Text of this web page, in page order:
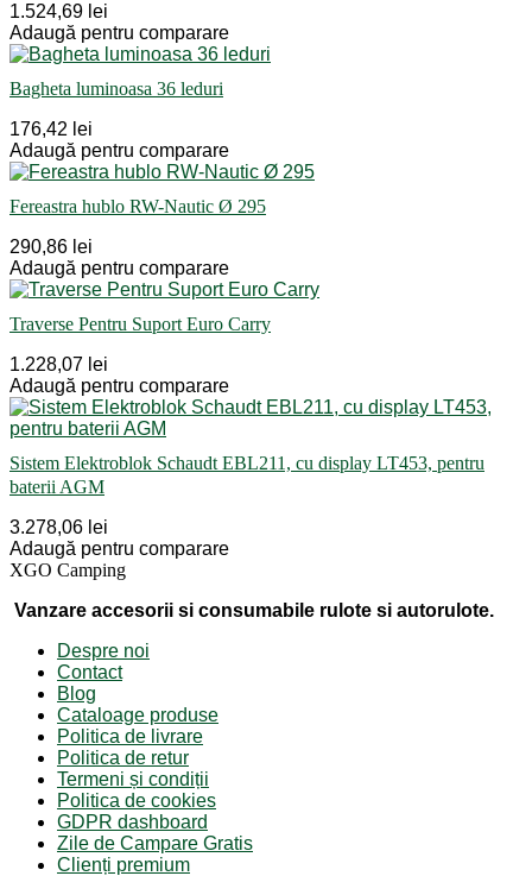
1.524,69 lei
Adaugă pentru comparare
Bagheta luminoasa 36 leduri
176,42 lei
Adaugă pentru comparare
Fereastra hublo RW-Nautic Ø 295
290,86 lei
Adaugă pentru comparare
Traverse Pentru Suport Euro Carry
1.228,07 lei
Adaugă pentru comparare
Sistem Elektroblok Schaudt EBL211, cu display LT453, pentru
baterii AGM
3.278,06 lei
Adaugă pentru comparare
XGO Camping
Vanzare accesorii si consumabile rulote si autorulote.
Despre noi
Contact
Blog
Cataloage produse
Politica de livrare
Politica de retur
Termeni și condiții
Politica de cookies
GDPR dashboard
Zile de Campare Gratis
Clienți premium